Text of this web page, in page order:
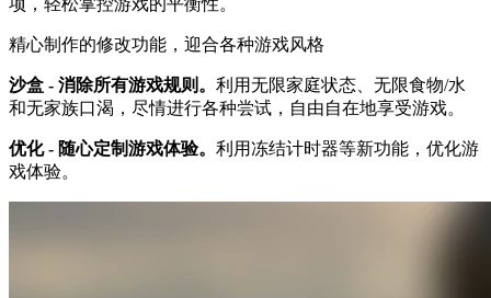
精心制作的修改功能，迎合各种游戏风格
沙盒 - 消除所有游戏规则。 利用无限家庭状态、无限食物/水
和无家族口渴，尽情进行各种尝试，自由自在地享受游戏。
优化 - 随心定制游戏体验。 利用冻结计时器等新功能，优化游
戏体验。